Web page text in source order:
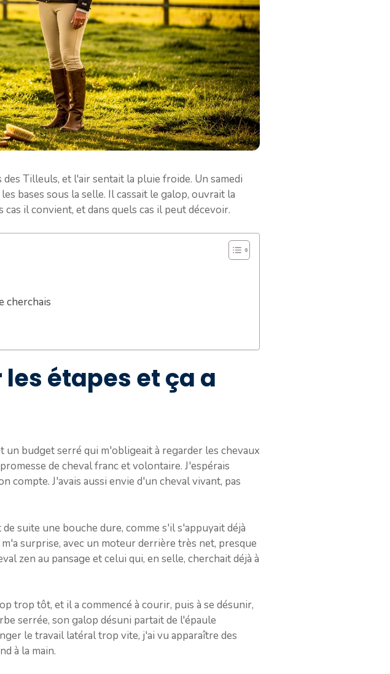
Tilleuls, et l'air sentait la pluie froide. Un samedi
bases sous la selle. Il cassait le galop, ouvrait la
il convient, et dans quels cas il peut décevoir.
cherchais
étapes et ça a
un budget serré qui m'obligeait à regarder les chevaux
de cheval franc et volontaire. J'espérais
compte. J'avais aussi envie d'un cheval vivant, pas
suite une bouche dure, comme s'il s'appuyait déjà
surprise, avec un moteur derrière très net, presque
zen au pansage et celui qui, en selle, cherchait déjà à
trop tôt, et il a commencé à courir, puis à se désunir,
serrée, son galop désuni partait de l'épaule
le travail latéral trop vite, j'ai vu apparaître des
à la main.